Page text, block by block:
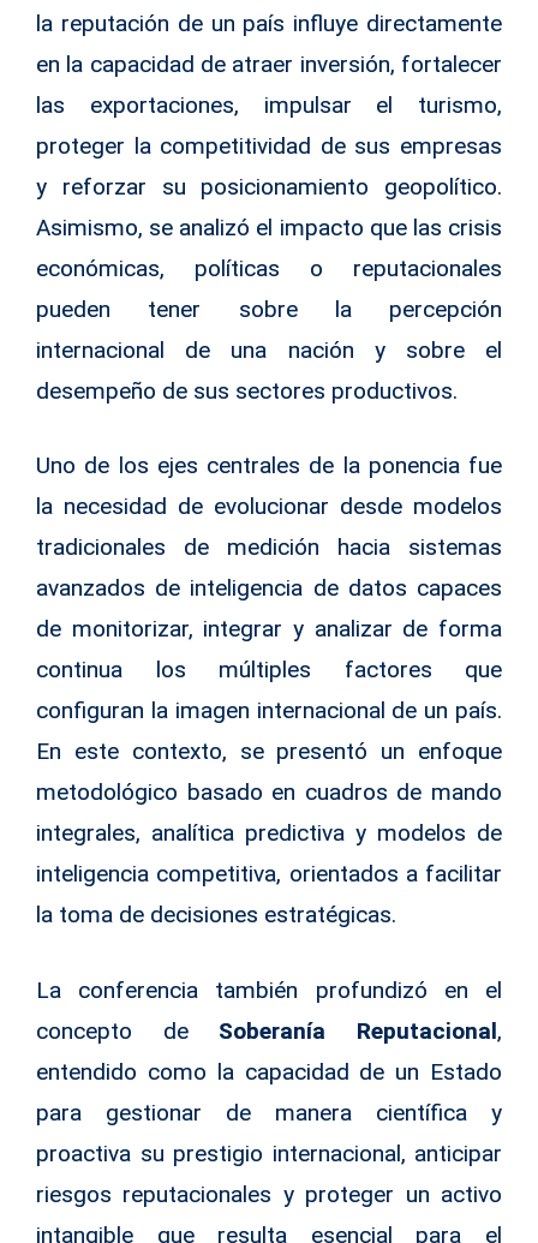
la reputación de un país influye directamente
en la capacidad de atraer inversión, fortalecer
las exportaciones, impulsar el turismo,
proteger la competitividad de sus empresas
y reforzar su posicionamiento geopolítico.
Asimismo, se analizó el impacto que las crisis
económicas, políticas o reputacionales
pueden tener sobre la percepción
internacional de una nación y sobre el
desempeño de sus sectores productivos.
Uno de los ejes centrales de la ponencia fue
la necesidad de evolucionar desde modelos
tradicionales de medición hacia sistemas
avanzados de inteligencia de datos capaces
de monitorizar, integrar y analizar de forma
continua los múltiples factores que
configuran la imagen internacional de un país.
En este contexto, se presentó un enfoque
metodológico basado en cuadros de mando
integrales, analítica predictiva y modelos de
inteligencia competitiva, orientados a facilitar
la toma de decisiones estratégicas.
La conferencia también profundizó en el
concepto de Soberanía Reputacional,
entendido como la capacidad de un Estado
para gestionar de manera científica y
proactiva su prestigio internacional, anticipar
riesgos reputacionales y proteger un activo
intangible que resulta esencial para el